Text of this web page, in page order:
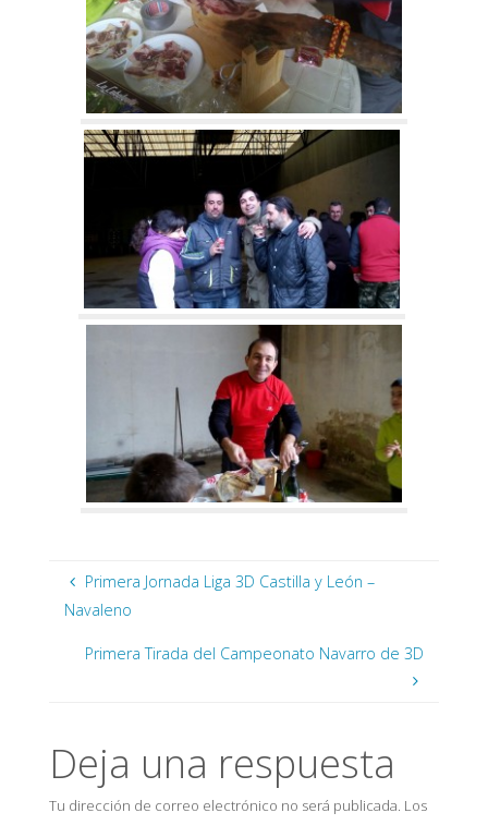
Primera Jornada Liga 3D Castilla y León –
Navaleno
Primera Tirada del Campeonato Navarro de 3D
Deja una respuesta
Tu dirección de correo electrónico no será publicada. Los